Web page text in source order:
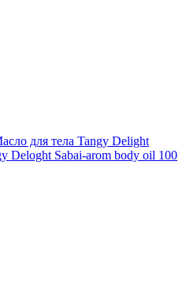
для тела Tangy Delight
Deloght Sabai-arom body oil 100